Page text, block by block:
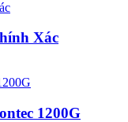
Xác
1200G